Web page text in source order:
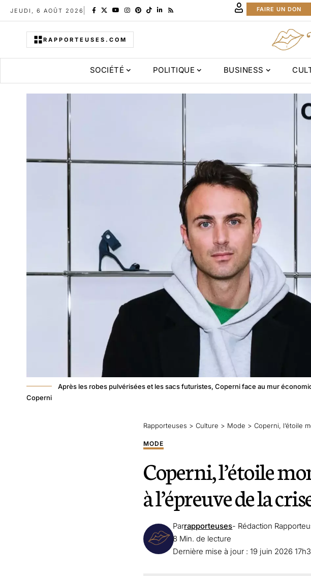
JEUDI, 6 AOÛT 2026 FAIRE UN DON
RAPPORTEUSES.COM
SOCIÉTÉ POLITIQUE BUSINESS
Après les robes pulvérisées et les sacs futuristes, Coperni face au mur
Coperni
Rapporteuses > Culture > Mode > Coperni, l’étoile
MODE
Coperni, l’étoile
à l’épreuve de la
Dernière mise à jour : 19 juin 2026
Parrapporteuses- Rédaction
8 Min. de lecture